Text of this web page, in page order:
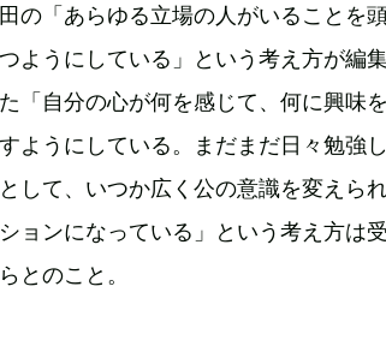
の「あらゆる立場の人がいることを
ようにしている」という考え方が編
「自分の心が何を感じて、何に興味
ようにしている。まだまだ日々勉強
して、いつか広く公の意識を変えら
ョンになっている」という考え方は
とのこと。